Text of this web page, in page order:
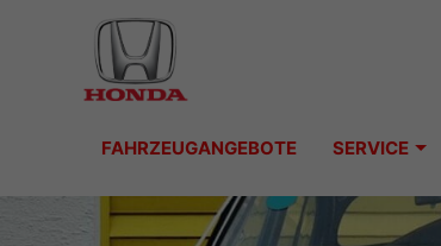
FAHRZEUGANGEBOTE SERVICE